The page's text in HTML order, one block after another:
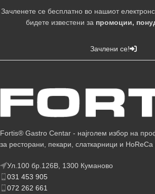
Зачленете се бесплатно во нашиот
бидете известени за промоции,
Зачлени се!
Fortis® Gastro Centar - најголем избор на
за ресторани, пекари, слаткарници и HoReCa
Ул.100 бр.126В, 1300 Куманово
031 453 905
072 262 661